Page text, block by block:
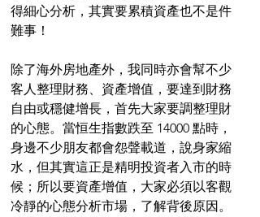
得細心分析，其實要累積資產也不是件
難事！
除了海外房地產外，我同時亦會幫不少
客人整理財務、資產增值，要達到財務
自由或穩健增長，首先大家要調整理財
的心態。當恒生指數跌至 14000 點時，
身邊不少朋友都會怨聲載道，說身家縮
水，但其實這正是精明投資者入市的時
候；所以要資產增值，大家必須以客觀
冷靜的心態分析市場，了解背後原因。